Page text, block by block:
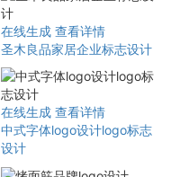
在线生成 查看详情
圣木良品家居企业标志设计
在线生成 查看详情
中式字体logo设计logo标志
设计